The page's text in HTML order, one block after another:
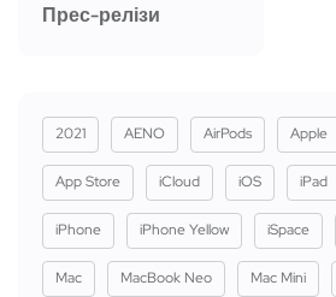
Прес-релізи
2021 AENO AirPods Apple
App Store iCloud iOS iPad
iPhone iPhone Yellow iSpace
Mac MacBook Neo Mac Mini